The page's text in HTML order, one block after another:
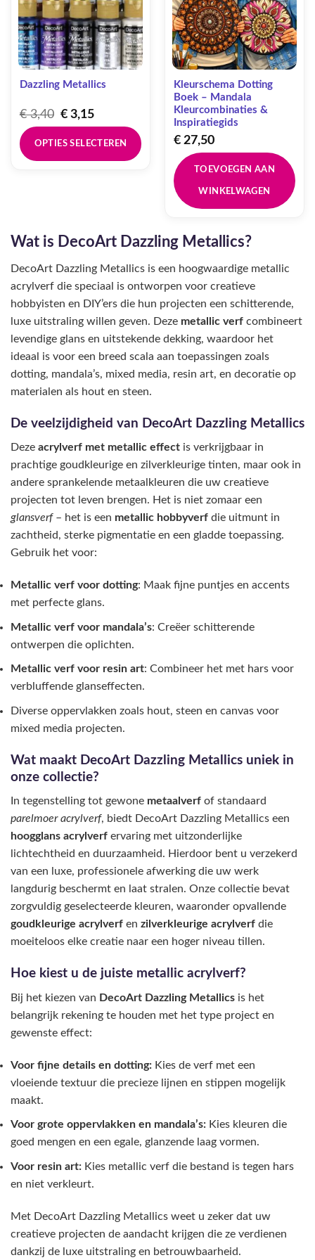
Dazzling Metallics
€3,40 Oorspronkelijke
prijs
was:
€ 3,15Huidige
prijs
is:
OPTIES SELECTEREN
Deze
kan
gekozen
worden
productpagina
Kleurschema Dotting
Boek – Mandala
Kleurcombinaties &
Inspiratiegids
€27,50
TOEVOEGEN AAN
WINKELWAGEN
Wat is DecoArt Dazzling Metallics?
DecoArt Dazzling Metallics is een hoogwaardige metallic
acrylverf die speciaal is ontworpen voor creatieve
hobbyisten en DIY’ers die hun projecten een schitterende,
luxe uitstraling willen geven. Deze metallic verf combineert
levendige glans en uitstekende dekking, waardoor het
ideaal is voor een breed scala aan toepassingen zoals
dotting, mandala’s, mixed media, resin art, en decoratie op
materialen als hout en steen.
De veelzijdigheid van DecoArt Dazzling Metallics
Deze acrylverf met metallic effect is verkrijgbaar in
prachtige goudkleurige en zilverkleurige tinten, maar ook in
andere sprankelende metaalkleuren die uw creatieve
projecten tot leven brengen. Het is niet zomaar een
glansverf– het is een metallic hobbyverf die uitmunt in
zachtheid, sterke pigmentatie en een gladde toepassing.
Gebruik het voor:
Metallic verf voor dotting: Maak fijne puntjes en accents
met perfecte glans.
Metallic verf voor mandala’s: Creëer schitterende
ontwerpen die oplichten.
Metallic verf voor resin art: Combineer het met hars voor
verbluffende glanseffecten.
Diverse oppervlakken zoals hout, steen en canvas voor
mixed media projecten.
Wat maakt DecoArt Dazzling Metallics uniek in
onze collectie?
In tegenstelling tot gewone metaalverf of standaard
parelmoer acrylverf, biedt DecoArt Dazzling Metallics een
hoogglans acrylverf ervaring met uitzonderlijke
lichtechtheid en duurzaamheid. Hierdoor bent u verzekerd
van een luxe, professionele afwerking die uw werk
langdurig beschermt en laat stralen. Onze collectie bevat
zorgvuldig geselecteerde kleuren, waaronder opvallende
goudkleurige acrylverf en zilverkleurige acrylverf die
moeiteloos elke creatie naar een hoger niveau tillen.
Hoe kiest u de juiste metallic acrylverf?
Bij het kiezen van DecoArt Dazzling Metallics is het
belangrijk rekening te houden met het type project en
gewenste effect:
Voor fijne details en dotting: Kies de verf met een
vloeiende textuur die precieze lijnen en stippen mogelijk
maakt.
Voor grote oppervlakken en mandala’s: Kies kleuren die
goed mengen en een egale, glanzende laag vormen.
Voor resin art: Kies metallic verf die bestand is tegen hars
en niet verkleurt.
Met DecoArt Dazzling Metallics weet u zeker dat uw
creatieve projecten de aandacht krijgen die ze verdienen
dankzij de luxe uitstraling en betrouwbaarheid.